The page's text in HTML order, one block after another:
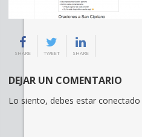
SHARE TWEET SHARE
DEJAR UN COMENTARIO
Lo siento, debes estar conectado